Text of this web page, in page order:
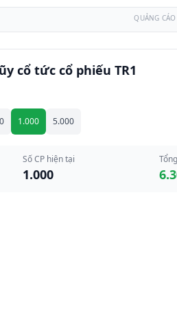
QUẢNG CÁO
cổ tức cổ phiếu TR1
1.000 5.000
Số CP hiện tại
1.000